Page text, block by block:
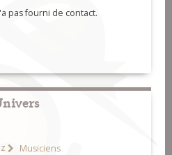
pas fourni de contact.
Musiciens